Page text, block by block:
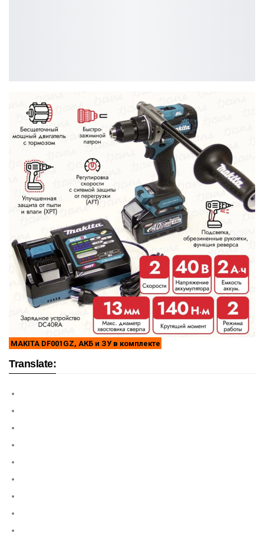
MAKITA DF001GZ, АКБ и ЗУ в комплекте
Translate: